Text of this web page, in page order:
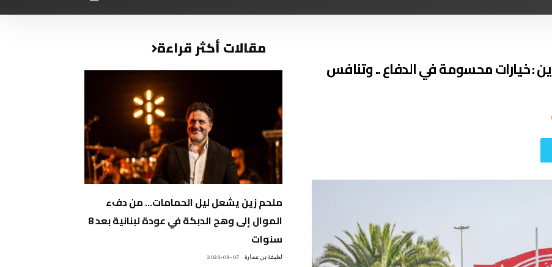
: خيارات محسومة في الدفاع .. وتنافس
مقالات أكثر قراءة
ملحم زين يشعل ليل الحمامات… من دفء
الموال إلى وهج الدبكة في عودة لبنانية بعد 8
سنوات
لطيفة بن عمارة 2026-08-07